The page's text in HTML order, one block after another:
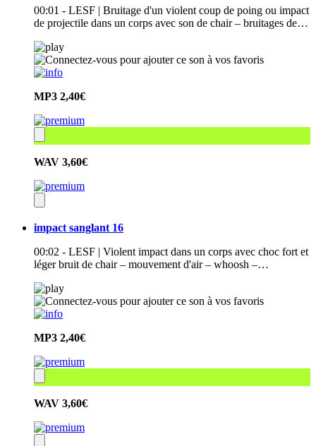
00:01 - LESF | Bruitage d'un violent coup de poing ou impact
de projectile dans un corps avec son de chair – bruitages de…
MP3 2,40€
WAV 3,60€
impact sanglant 16
00:02 - LESF | Violent impact dans un corps avec choc fort et
léger bruit de chair – mouvement d'air – whoosh –…
MP3 2,40€
WAV 3,60€